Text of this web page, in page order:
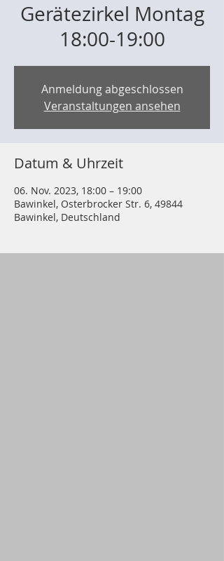
Gerätezirkel Montag
18:00-19:00
Anmeldung abgeschlossen
Veranstaltungen ansehen
Datum & Uhrzeit
06. Nov. 2023, 18:00 – 19:00
Bawinkel, Osterbrocker Str. 6, 49844
Bawinkel, Deutschland